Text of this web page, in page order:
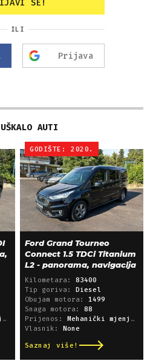
SE!
ILI
Prijava
AUTI
GODIŠTE: 2020.
Ford Grand Tourneo
Connect 1.5 TDCi Titanium
L2 - panorama, navigacija
Kilometara: 83400
Tip goriva: Diesel
Obujam motora: 1499
Snaga motora: 88
Prijenos: Mehanički mjenjač
Vlasnik: None
Saznaj više!